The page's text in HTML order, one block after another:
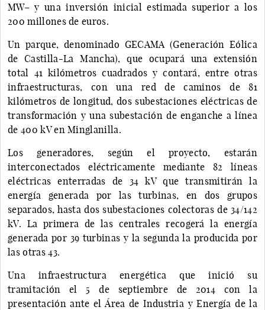
MW– y una inversión inicial estimada superior a los
200 millones de euros.
Un parque, denominado GECAMA (Generación Eólica
de Castilla-La Mancha), que ocupará una extensión
total 41 kilómetros cuadrados y contará, entre otras
infraestructuras, con una red de caminos de 81
kilómetros de longitud, dos subestaciones eléctricas de
transformación y una subestación de enganche a línea
de 400 kV en Minglanilla.
Los generadores, según el proyecto, estarán
interconectados eléctricamente mediante 82 líneas
eléctricas enterradas de 34 kV que transmitirán la
energía generada por las turbinas, en dos grupos
separados, hasta dos subestaciones colectoras de 34/142
kV. La primera de las centrales recogerá la energía
generada por 39 turbinas y la segunda la producida por
las otras 43.
Una infraestructura energética que inició su
tramitación el 5 de septiembre de 2014 con la
presentación ante el Área de Industria y Energía de la